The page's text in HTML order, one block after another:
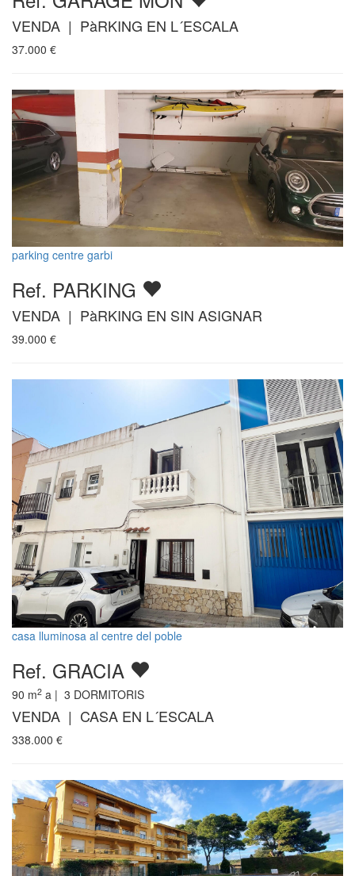
VENDA | PàRKING EN L´ESCALA
37.000 €
parking centre garbi
Ref. PARKING
VENDA | PàRKING EN SIN ASIGNAR
39.000 €
casa lluminosa al centre del poble
Ref. GRACIA
90 m2 a | 3 DORMITORIS
VENDA | CASA EN L´ESCALA
338.000 €